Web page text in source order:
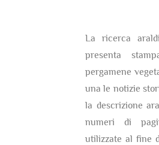
La ricerca
presenta
pergamene
una le notizie
la descrizione
numeri di
utilizzate al fine